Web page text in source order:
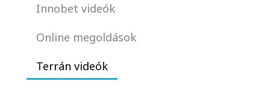
Innobet videók
Online megoldások
Terrán videók